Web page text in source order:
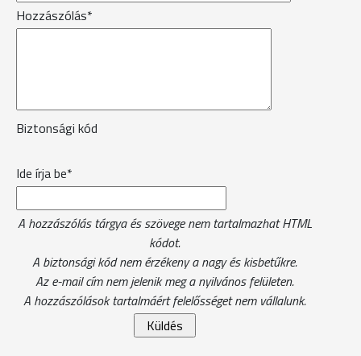
Hozzászólás*
Biztonsági kód
Ide írja be*
A hozzászólás tárgya és szövege nem tartalmazhat HTML
kódot.
A biztonsági kód nem érzékeny a nagy és kisbetűkre.
Az e-mail cím nem jelenik meg a nyilvános felületen.
A hozzászólások tartalmáért felelősséget nem vállalunk.